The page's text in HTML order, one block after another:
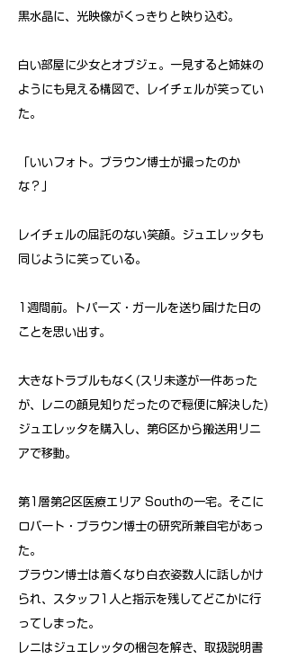
黒水晶に、光映像がくっきりと映り込む。
白い部屋に少女とオブジェ。一見すると姉妹の
ようにも見える構図で、レイチェルが笑ってい
た。
「いいフォト。ブラウン博士が撮ったのか
な？」
レイチェルの屈託のない笑顔。ジュエレッタも
同じように笑っている。
1週間前。トパーズ・ガールを送り届けた日の
ことを思い出す。
大きなトラブルもなく(スリ未遂が一件あった
が、レニの顔見知りだったので穏便に解決した)
ジュエレッタを購入し、第6区から搬送用リニ
アで移動。
第1層第2区医療エリア Southの一宅。そこに
ロバート・ブラウン博士の研究所兼自宅があっ
た。
ブラウン博士は着くなり白衣姿数人に話しかけ
られ、スタッフ1人と指示を残してどこかに行
ってしまった。
レニはジュエレッタの梱包を解き、取扱説明書